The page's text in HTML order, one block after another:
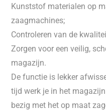
Kunststof materialen op
zaagmachines;
Controleren van de
Zorgen voor een veilig,
magazijn.
De functie is lekker
tijd werk je in het
bezig met het op maat